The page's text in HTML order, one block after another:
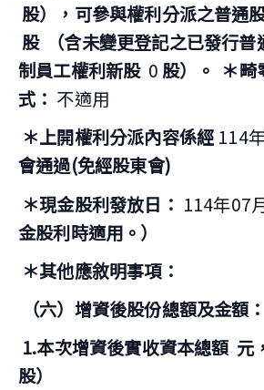
股），可參與權利分派之普通
股
（含未變更登記之已發行普
制員工權利新股 0 股）。 ＊畸
式： 不適用
＊上開權利分派內容係經 114
會通過(免經股東會)
＊現金股利發放日： 114年07
金股利時適用。）
＊其他應敘明事項：
（六）增資後股份總額及金額：
1.本次增資後實收資本總額 元，
股）